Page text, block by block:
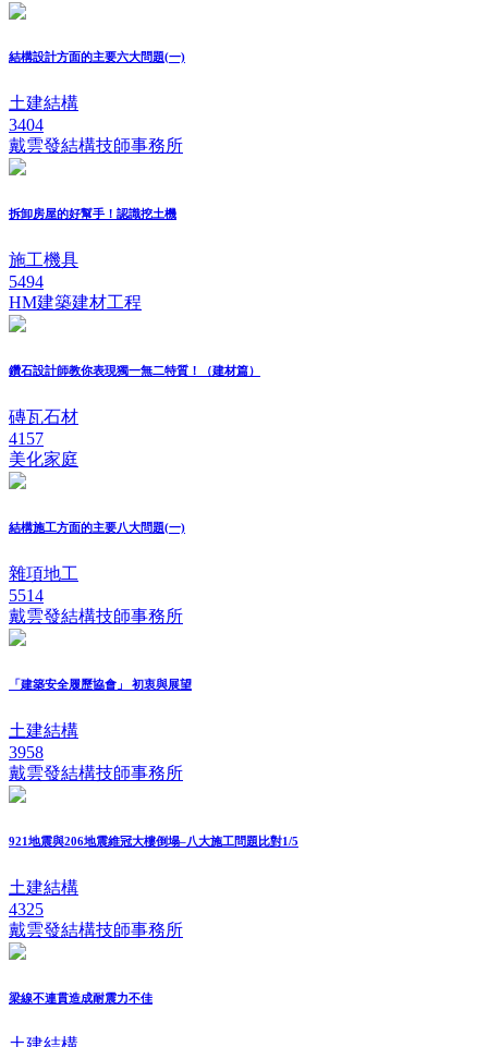
結構設計方面的主要六大問題(一)
土建結構
3404
戴雲發結構技師事務所
拆卸房屋的好幫手！認識挖土機
施工機具
5494
HM建築建材工程
鑽石設計師教你表現獨一無二特質！（建材篇）
磚瓦石材
4157
美化家庭
結構施工方面的主要八大問題(一)
雜項地工
5514
戴雲發結構技師事務所
「建築安全履歷協會」 初衷與展望
土建結構
3958
戴雲發結構技師事務所
921地震與206地震維冠大樓倒塌–八大施工問題比對1/5
土建結構
4325
戴雲發結構技師事務所
梁線不連貫造成耐震力不佳